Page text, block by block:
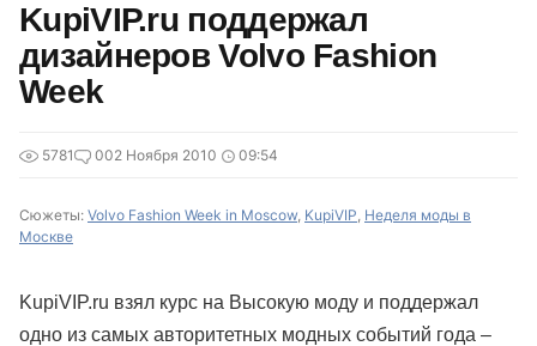
KupiVIP.ru поддержал
дизайнеров Volvo Fashion
Week
5781 002 Ноября 2010 09:54
Сюжеты: Volvo Fashion Week in Moscow, KupiVIP, Неделя моды в
Москве
KupiVIP.ru взял курс на Высокую моду и поддержал
одно из самых авторитетных модных событий года –